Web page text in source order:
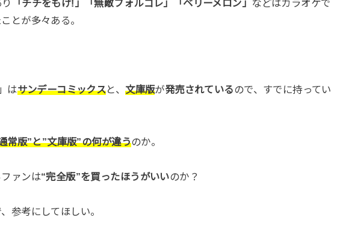
「チチをもげ!」「無敵フォルゴレ」「ベリーメロン」
などはカラオケで
とが多々ある。
はサンデーコミックスと、文庫版が発売されているので、すでに持ってい
常版”と”文庫版”の何が違うのか。
ァンは“完全版”を買ったほうがいいのか？
参考にしてほしい。